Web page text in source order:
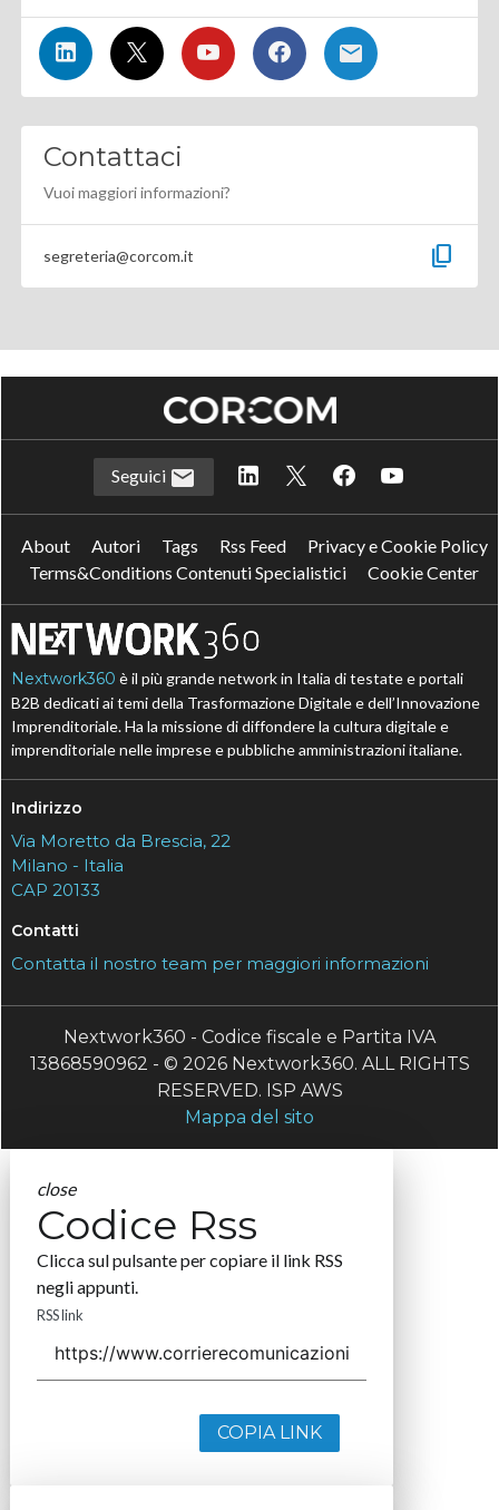
Contattaci
Vuoi maggiori informazioni?
segreteria@corcom.it content_copy
Seguici
About Autori Tags Rss Feed
Privacy e Cookie Policy
Terms&Conditions Contenuti Specialistici
Cookie Center
Nextwork360 è il più grande network in Italia di testate e portali
B2B dedicati ai temi della Trasformazione Digitale e dell’Innovazione
Imprenditoriale. Ha la missione di diffondere la cultura digitale e
imprenditoriale nelle imprese e pubbliche amministrazioni italiane.
Indirizzo
Via Moretto da Brescia, 22
Milano - Italia
CAP 20133
Contatti
Contatta il nostro team per maggiori informazioni
Nextwork360 - Codice fiscale e Partita IVA
13868590962 - © 2026 Nextwork360. ALL RIGHTS
RESERVED. ISP AWS
Mappa del sito
close
Codice Rss
Clicca sul pulsante per copiare il link RSS
negli appunti.
RSS link
COPIA LINK